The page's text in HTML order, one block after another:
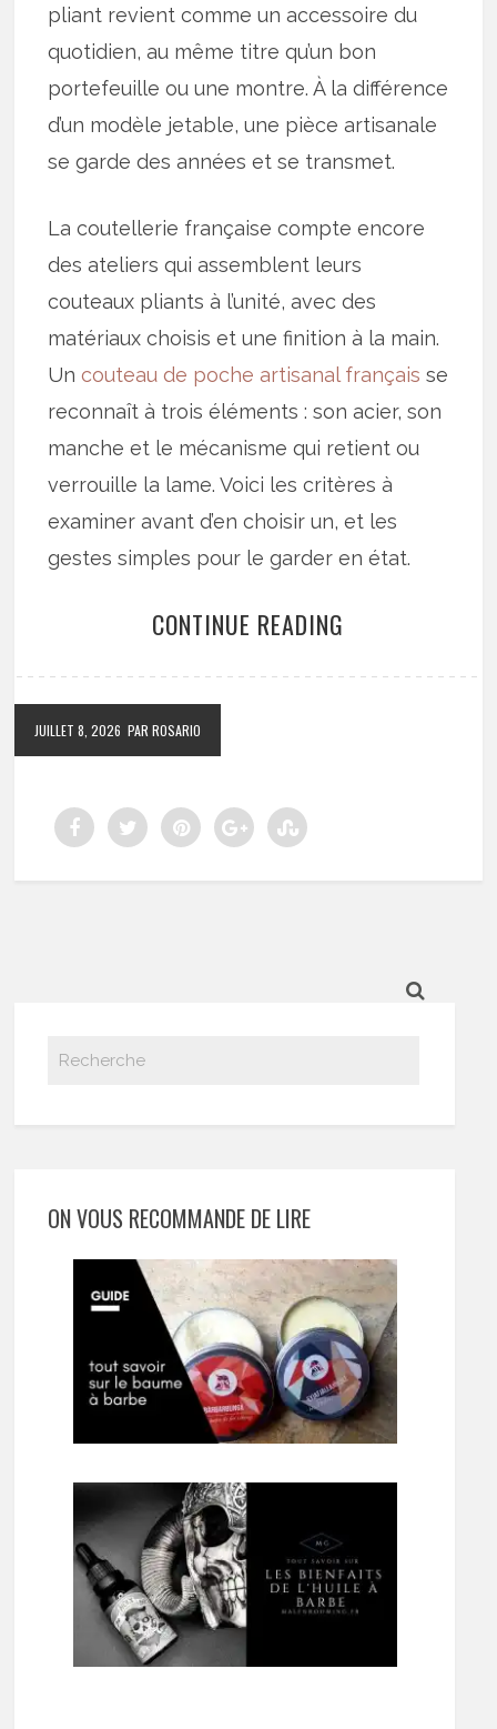
pliant revient comme un accessoire du
quotidien, au même titre qu’un bon
portefeuille ou une montre. À la différence
d’un modèle jetable, une pièce artisanale
se garde des années et se transmet.
La coutellerie française compte encore
des ateliers qui assemblent leurs
couteaux pliants à l’unité, avec des
matériaux choisis et une finition à la main.
Uncouteau de poche artisanal français se
reconnaît à trois éléments : son acier, son
manche et le mécanisme qui retient ou
verrouille la lame. Voici les critères à
examiner avant d’en choisir un, et les
gestes simples pour le garder en état.
CONTINUE READING
JUILLET 8, 2026 PAR ROSARIO
ON VOUS RECOMMANDE DE LIRE